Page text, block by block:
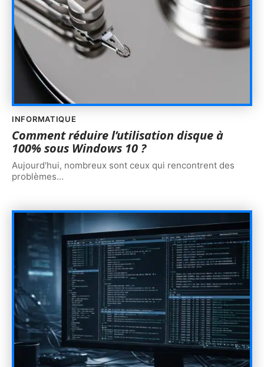
INFORMATIQUE
Comment réduire l’utilisation disque à
100% sous Windows 10 ?
Aujourd'hui, nombreux sont ceux qui rencontrent des
problèmes…